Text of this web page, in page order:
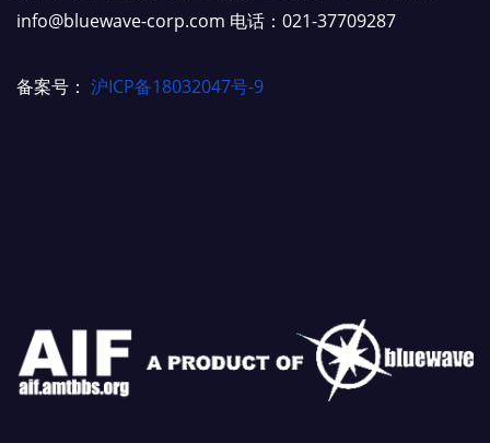
info@bluewave-corp.com 电话：021-37709287
备案号： 沪ICP备18032047号-9